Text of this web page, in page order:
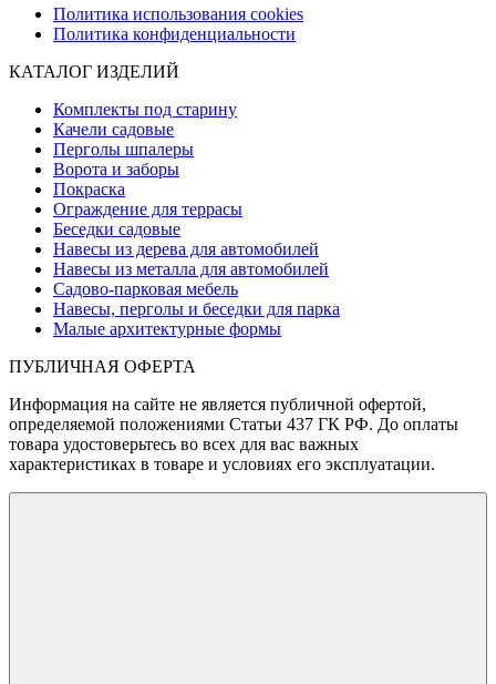
Политика использования cookies
Политика конфиденциальности
КАТАЛОГ ИЗДЕЛИЙ
Комплекты под старину
Качели садовые
Перголы шпалеры
Ворота и заборы
Покраска
Ограждение для террасы
Беседки садовые
Навесы из дерева для автомобилей
Навесы из металла для автомобилей
Садово-парковая мебель
Навесы, перголы и беседки для парка
Малые архитектурные формы
ПУБЛИЧНАЯ ОФЕРТА
Информация на сайте не является публичной офертой,
определяемой положениями Статьи 437 ГК РФ. До оплаты
товара удостоверьтесь во всех для вас важных
характеристиках в товаре и условиях его эксплуатации.